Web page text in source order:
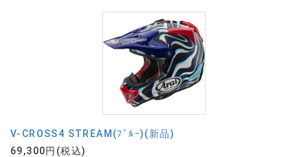
V-CROSS4 STREAM(ﾌﾞﾙｰ)(新品)
69,300円(税込)